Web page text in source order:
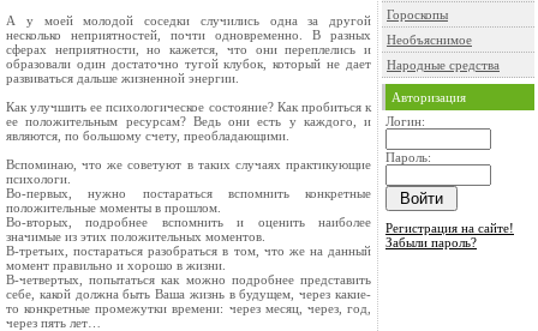
А у моей молодой соседки случились одна за другой
несколько неприятностей, почти одновременно. В разных
сферах неприятности, но кажется, что они переплелись и
образовали один достаточно тугой клубок, который не дает
развиваться дальше жизненной энергии.
Как улучшить ее психологическое состояние? Как пробиться к
ее положительным ресурсам? Ведь они есть у каждого, и
являются, по большому счету, преобладающими.
Вспоминаю, что же советуют в таких случаях практикующие
психологи.
Во-первых, нужно постараться вспомнить конкретные
положительные моменты в прошлом.
Во-вторых, подробнее вспомнить и оценить наиболее
значимые из этих положительных моментов.
В-третьих, постараться разобраться в том, что же на данный
момент правильно и хорошо в жизни.
В-четвертых, попытаться как можно подробнее представить
себе, какой должна быть Ваша жизнь в будущем, через какие-
то конкретные промежутки времени: через месяц, через, год,
через пять лет…
Гороскопы
Необъяснимое
Народные средства
Авторизация
Логин:
Пароль:
Регистрация на сайте!
Забыли пароль?